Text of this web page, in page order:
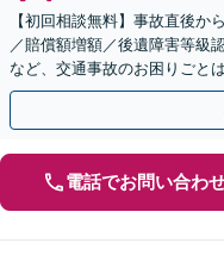
【初回相談無料】事故直後か
／賠償額増額／後遺障害等級
など、交通事故のお困りごと
費用特約の利用可】【夜間・
電話でお問い合わ